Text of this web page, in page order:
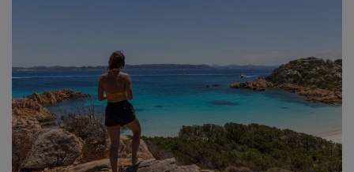
DANCEFLOOR CHART
RADIO ACADEMY